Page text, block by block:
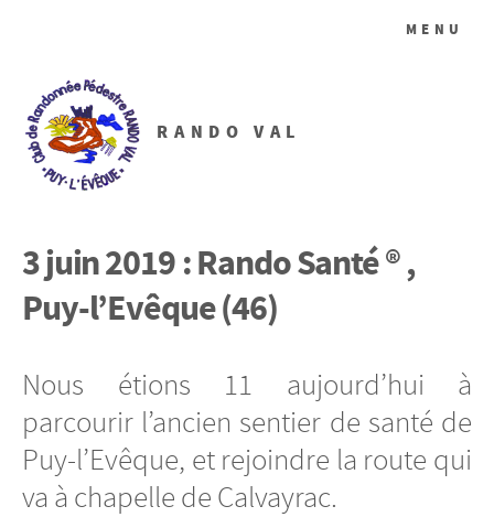
RANDO VAL
MENU
3 juin 2019 : Rando Santé ® ,
Puy-l’Evêque (46)
Nous étions 11 aujourd’hui à
parcourir l’ancien sentier de santé de
Puy-l’Evêque, et rejoindre la route qui
va à chapelle de Calvayrac.